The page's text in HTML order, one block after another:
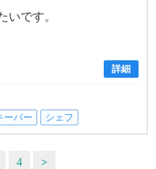
いです。
詳細
ーパー シェフ
4 >